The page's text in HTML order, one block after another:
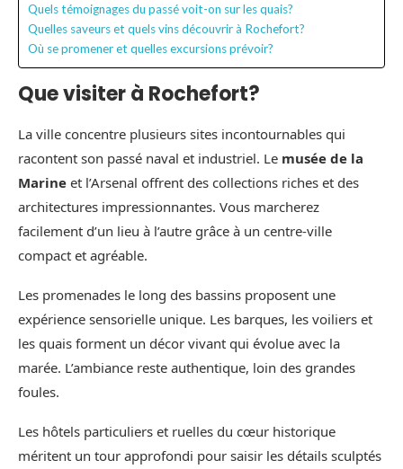
Quels témoignages du passé voit-on sur les quais?
Quelles saveurs et quels vins découvrir à Rochefort?
Où se promener et quelles excursions prévoir?
Que visiter à Rochefort?
La ville concentre plusieurs sites incontournables qui
racontent son passé naval et industriel. Le musée de la
Marine et l’Arsenal offrent des collections riches et des
architectures impressionnantes. Vous marcherez
facilement d’un lieu à l’autre grâce à un centre-ville
compact et agréable.
Les promenades le long des bassins proposent une
expérience sensorielle unique. Les barques, les voiliers et
les quais forment un décor vivant qui évolue avec la
marée. L’ambiance reste authentique, loin des grandes
foules.
Les hôtels particuliers et ruelles du cœur historique
méritent un tour approfondi pour saisir les détails sculptés